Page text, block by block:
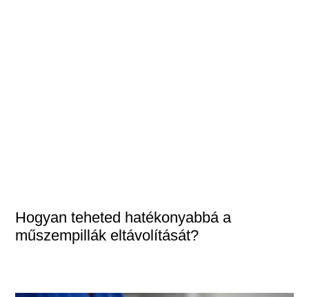
Hogyan teheted hatékonyabbá a
műszempillák eltávolítását?